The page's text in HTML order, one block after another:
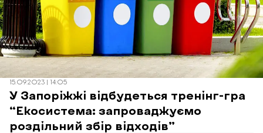
Про нас
Редакційна політика
15.09.2023 | 14:05
У Запоріжжі відбудеться тренінг-гра
“Екосистема: запроваджуємо
роздільний збір відходів”